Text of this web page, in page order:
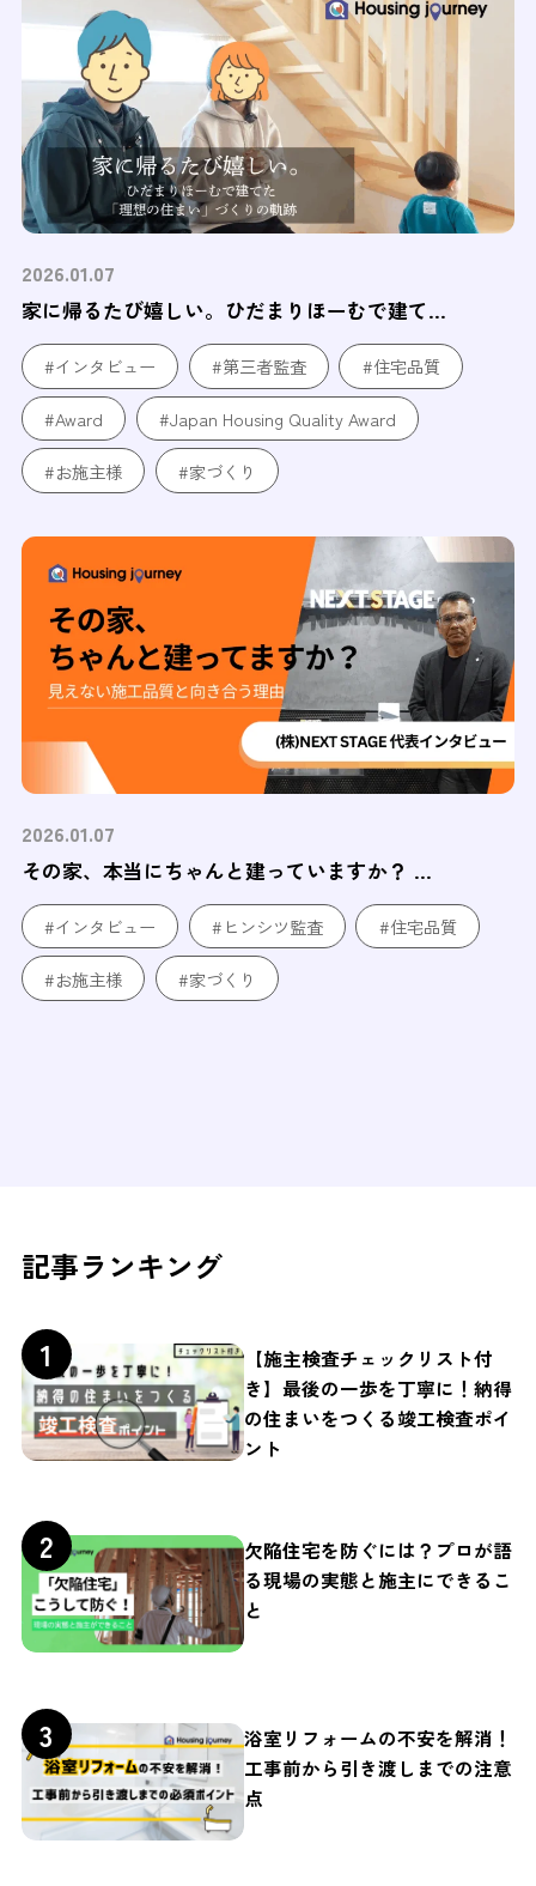
2026.01.07
家に帰るたび嬉しい。ひだまりほーむで建て...
#インタビュー #第三者監査 #住宅品質
#Award #Japan Housing Quality Award
#お施主様 #家づくり
2026.01.07
その家、本当にちゃんと建っていますか？ ...
#インタビュー #ヒンシツ監査 #住宅品質
#お施主様 #家づくり
記事ランキング
【施主検査チェックリスト付
き】最後の一歩を丁寧に！納得
の住まいをつくる竣工検査ポイ
ント
欠陥住宅を防ぐには？プロが語
る現場の実態と施主にできるこ
と
浴室リフォームの不安を解消！
工事前から引き渡しまでの注意
点